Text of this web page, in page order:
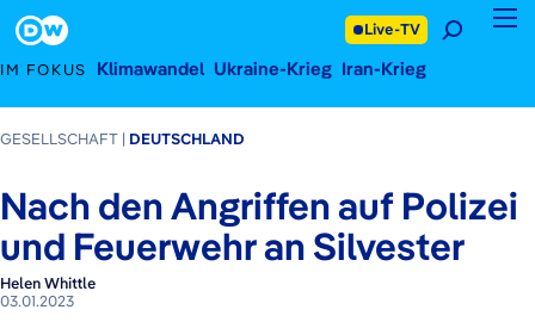
IM FOKUS Klimawandel Ukraine-Krieg Iran-Krieg
Live-TV
GESELLSCHAFT DEUTSCHLAND
Nach den Angriffen auf Polizei
und Feuerwehr an Silvester
Helen Whittle
03.01.2023
Footer